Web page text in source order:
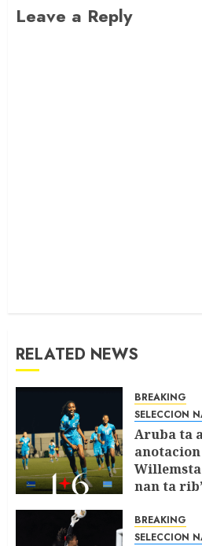
Leave a Reply
RELATED NEWS
BREAKING
SELECCION
Aruba ta
nan ta
BREAKING
SELECCION